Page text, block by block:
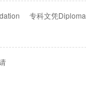
专科文凭Diploma